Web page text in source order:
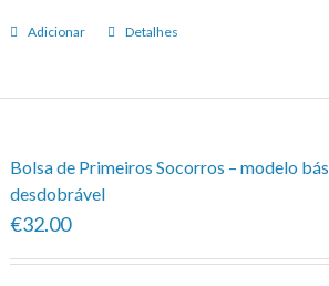
Adicionar Detalhes
Bolsa de Primeiros Socorros – modelo
desdobrável
€32.00